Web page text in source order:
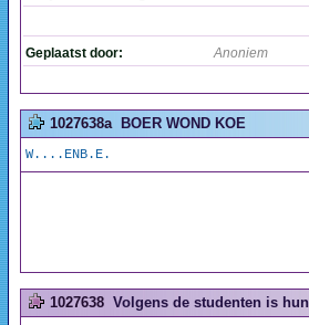
Geplaatst door: Anoniem
1027638a BOER WOND KOE
W....ENB.E.
1027638 Volgens de studenten is